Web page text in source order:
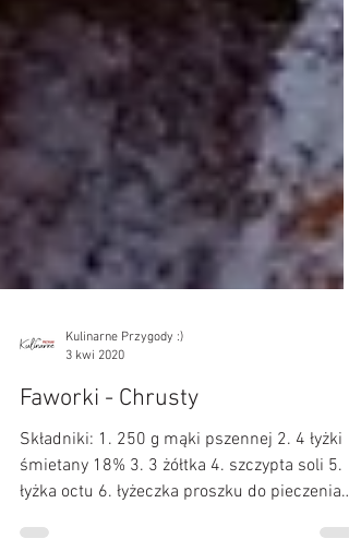
Kulinarne Przygody :)
3 kwi 2020
Faworki - Chrusty
Składniki: 1. 250 g mąki pszennej 2. 4 łyżki